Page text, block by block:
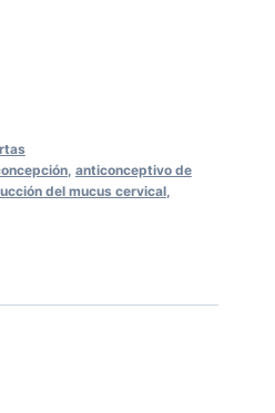
, anticonceptivo de
del mucus cervical,